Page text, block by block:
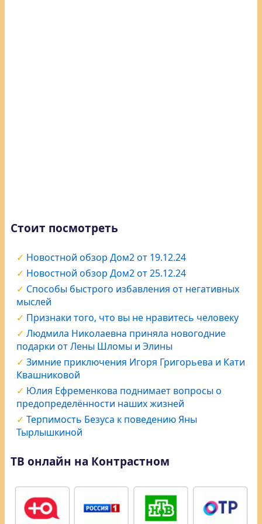
Стоит посмотреть
Новостной обзор Дом2 от 19.12.24
Новостной обзор Дом2 от 25.12.24
Способы быстрого избавления от негативных
мыслей
Признаки того, что вы не нравитесь человеку
Людмила Николаевна приняла новогодние
подарки от Лены Шломы и Элины
Зимние приключения Игоря Григорьева и Кати
Квашниковой
Юлия Ефременкова поднимает вопросы о
предопределённости наших жизней
Терпимость Безуса к поведению Яны
Тырлышкиной
ТВ онлайн на Контрастном